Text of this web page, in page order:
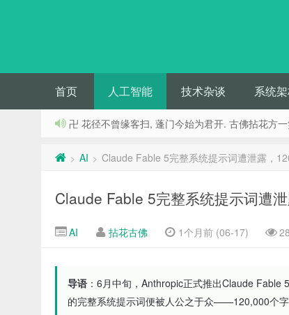
首页 人工智能 技术杂谈 系统
卍 花径不曾缘客扫, 蓬门今始为君开. 古佛拈花方
> AI > Claude Fable 5完整系统提示词遭泄露，
Claude Fable 5完整系统提示词遭
AI 拈花古佛 1个月前 (06-17)
导语 ：6月中旬，Anthropic正式推出Claude
的完整系统提示词便被人公之于众——120,000个